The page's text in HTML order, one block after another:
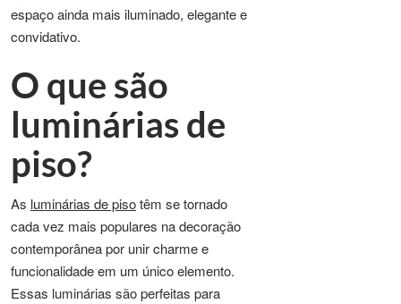
espaço ainda mais iluminado, elegante e
convidativo.
O que são
luminárias de
piso?
As luminárias de pisotêm se tornado
cada vez mais populares na decoração
contemporânea por unir charme e
funcionalidade em um único elemento.
Essas luminárias são perfeitas para